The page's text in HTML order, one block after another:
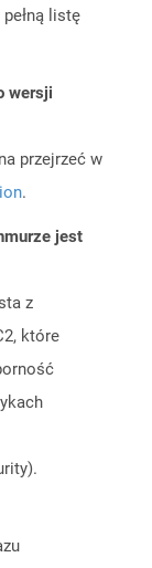
listę
wersji
przejrzeć w
.
jest
z
które